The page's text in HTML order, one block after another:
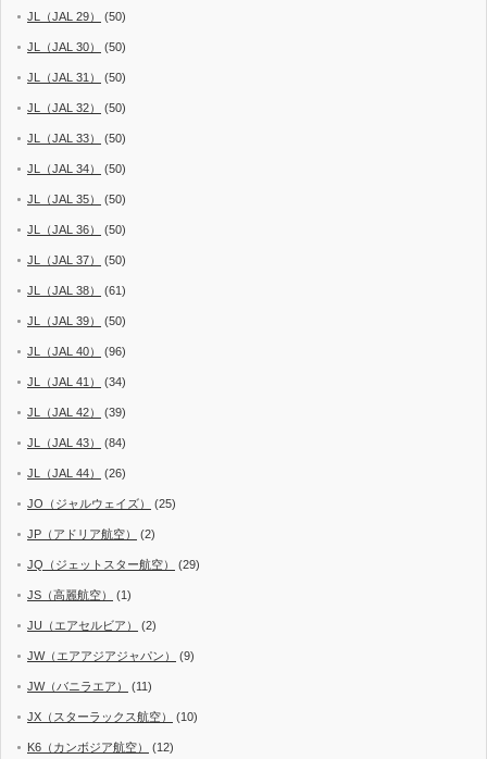
JL（JAL 29） (50)
JL（JAL 30） (50)
JL（JAL 31） (50)
JL（JAL 32） (50)
JL（JAL 33） (50)
JL（JAL 34） (50)
JL（JAL 35） (50)
JL（JAL 36） (50)
JL（JAL 37） (50)
JL（JAL 38） (61)
JL（JAL 39） (50)
JL（JAL 40） (96)
JL（JAL 41） (34)
JL（JAL 42） (39)
JL（JAL 43） (84)
JL（JAL 44） (26)
JO（ジャルウェイズ） (25)
JP（アドリア航空） (2)
JQ（ジェットスター航空） (29)
JS（高麗航空） (1)
JU（エアセルビア） (2)
JW（エアアジアジャパン） (9)
JW（バニラエア） (11)
JX（スターラックス航空） (10)
K6（カンボジア航空） (12)